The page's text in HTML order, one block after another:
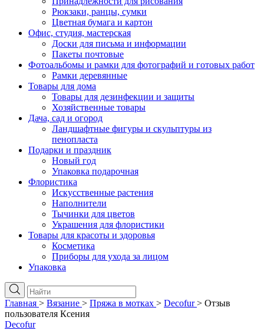
Рюкзаки, ранцы, сумки
Цветная бумага и картон
Офис, студия, мастерская
Доски для письма и информации
Пакеты почтовые
Фотоальбомы и рамки для фотографий и готовых работ
Рамки деревянные
Товары для дома
Товары для дезинфекции и защиты
Хозяйственные товары
Дача, сад и огород
Ландшафтные фигуры и скульптуры из
пенопласта
Подарки и праздник
Новый год
Упаковка подарочная
Флористика
Искусственные растения
Наполнители
Тычинки для цветов
Украшения для флористики
Товары для красоты и здоровья
Косметика
Приборы для ухода за лицом
Упаковка
Главная > Вязание > Пряжа в мотках > Decofur > Отзыв
пользователя Ксения
Decofur